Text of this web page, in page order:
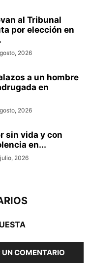
al Tribunal
por elección en
2026
a un hombre
en
2026
sin vida y con
en...
2026
COMENTARIO